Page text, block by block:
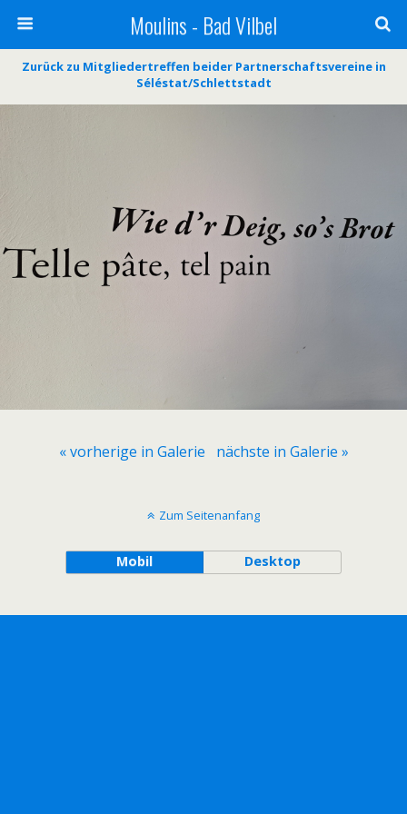
Moulins - Bad Vilbel
Zurück zu Mitgliedertreffen beider Partnerschaftsvereine in
Séléstat/Schlettstadt
« vorherige in Galerie nächste in Galerie »
Zum Seitenanfang
Mobil Desktop